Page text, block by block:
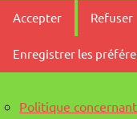
Accepter Refuser
Enregistrer les
Politique